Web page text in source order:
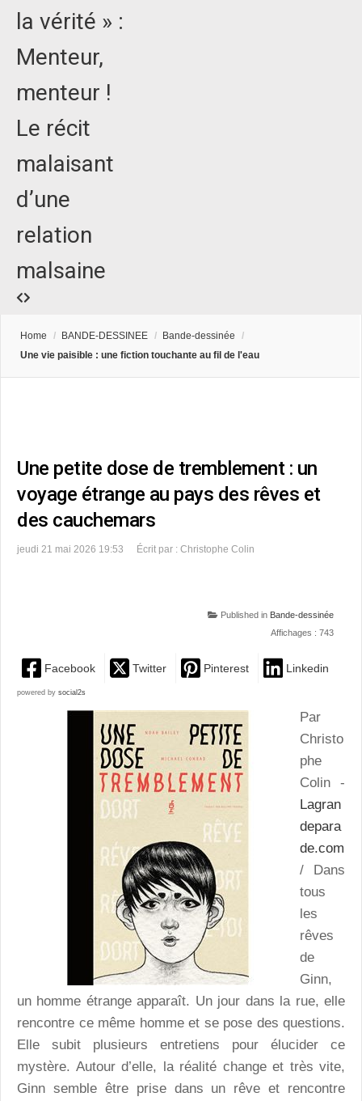
la vérité » :
Menteur,
menteur !
Le récit
malaisant
d’une
relation
malsaine
Home / BANDE-DESSINEE / Bande-dessinée
/
Une vie paisible : une fiction touchante au fil de l'eau
Une petite dose de tremblement : un
voyage étrange au pays des rêves et
des cauchemars
jeudi 21 mai 2026 19:53 Écrit par : Christophe Colin
Published in Bande-dessinée
Affichages : 743
Facebook Twitter Pinterest Linkedin
powered by social2s
Par
Christo
phe
Colin -
Lagran
depara
de.com
/ Dans
tous
les
rêves
de
Ginn,
un homme étrange apparaît. Un jour dans la rue, elle
rencontre ce même homme et se pose des questions.
Elle subit plusieurs entretiens pour élucider ce
mystère. Autour d’elle, la réalité change et très vite,
Ginn semble être prise dans un rêve et rencontre